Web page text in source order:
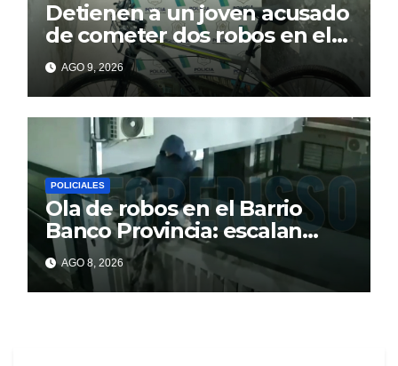
Detienen a un joven acusado
de cometer dos robos en el
barrio Banco Provincia
AGO 9, 2026
POLICIALES
Ola de robos en el Barrio
Banco Provincia: escalan
paredes en la noche y nadie
responde
AGO 8, 2026